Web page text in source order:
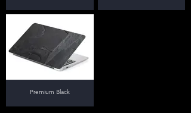
Premium Black